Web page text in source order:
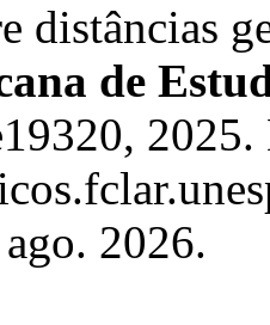
distâncias
de
2026.